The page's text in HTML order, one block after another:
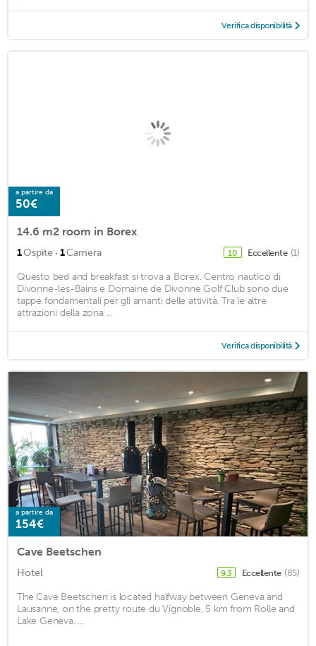
Verifica disponibilità
a partire da
50€
14.6 m2 room in Borex
1Ospite · 1Camera 10 Eccellente (1)
Questo bed and breakfast si trova a Borex. Centro nautico di
Divonne-les-Bains e Domaine de Divonne Golf Club sono due
tappe fondamentali per gli amanti delle attività. Tra le altre
attrazioni della zona ...
Verifica disponibilità
a partire da
154€
Cave Beetschen
Hotel 9,3 Eccellente (85)
The Cave Beetschen is located halfway between Geneva and
Lausanne, on the pretty route du Vignoble, 5 km from Rolle and
Lake Geneva. ...